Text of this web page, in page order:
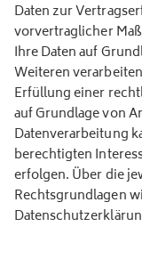
Daten zur
vorvertraglicher
Ihre Daten auf
Weiteren
Erfüllung einer
auf Grundlage von
Datenverarbeitung
berechtigten
erfolgen. Über die
Rechtsgrundlagen